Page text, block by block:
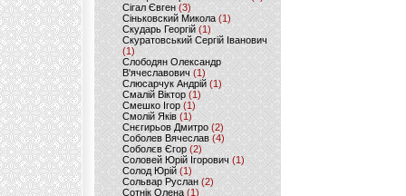
Сігал Євген (3)
Сіньковский Микола(1)
Скударь Георгій (1)
Скуратовський Сергій Іванович
(1)
Слободян Олександр
В'ячеславович(1)
Слюсарчук Андрій(1)
Смалій Віктор (1)
Смешко Ігор (1)
Смолій Яків (1)
Снєгирьов Дмитро (2)
Соболев Вячеслав (4)
Соболєв Єгор(2)
Соловей Юрій Ігорович (1)
Солод Юрій (1)
Сольвар Руслан (2)
Сотнік Олена(1)